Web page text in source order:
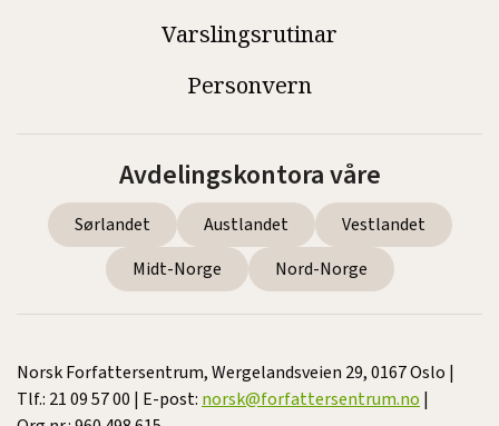
Varslingsrutinar
Personvern
Avdelingskontora våre
Sørlandet Austlandet
Vestlandet
Midt-Norge
Nord-Norge
Norsk Forfattersentrum, Wergelandsveien 29, 0167 Oslo |
Tlf.: 21 09 57 00 | E-post:norsk@forfattersentrum.no|